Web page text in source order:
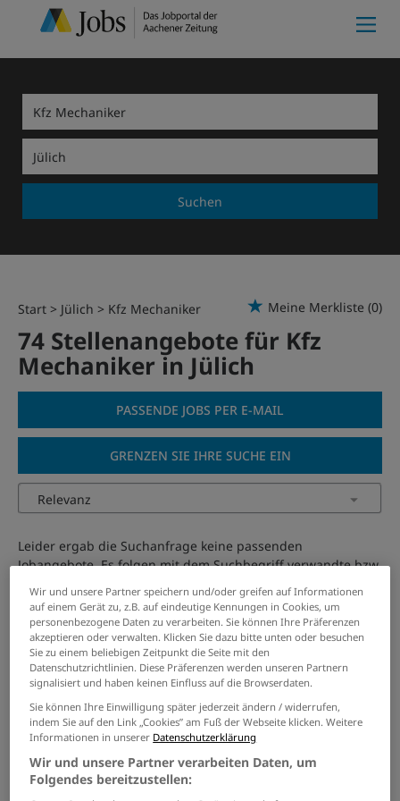
Suchen
Start Jülich Kfz Mechaniker Meine Merkliste (0)
74 Stellenangebote für Kfz
Mechaniker in Jülich
PASSENDE JOBS PER E-MAIL
GRENZEN SIE IHRE SUCHE EIN
Leider ergab die Suchanfrage keine passenden
Jobangebote. Es folgen mit dem Suchbegriff verwandte bzw.
ähnliche Jobs.
KFZ-Mechatroniker mit
Führungskompetenz -
Schwerpunkt Nutzfahrzeuge
(m/w/d)
28.07.2026 /WERTZ Handelsgesellschaft mbH & Co.
KG / Aachen
Industriemechaniker (m/w/d)
Wir und unsere Partner speichern und/oder greifen auf Informationen
auf einem Gerät zu, z.B. auf eindeutige Kennungen in Cookies, um
personenbezogene Daten zu verarbeiten. Sie können Ihre Präferenzen
akzeptieren oder verwalten. Klicken Sie dazu bitte unten oder besuchen
Sie zu einem beliebigen Zeitpunkt die Seite mit den
Datenschutzrichtlinien. Diese Präferenzen werden unseren Partnern
signalisiert und haben keinen Einfluss auf die Browserdaten.
Sie können Ihre Einwilligung später jederzeit ändern / widerrufen,
indem Sie auf den Link „Cookies” am Fuß der Webseite klicken. Weitere
Informationen in unserer Datenschutzerklärung
Wir und unsere Partner verarbeiten Daten, um
Folgendes bereitzustellen: